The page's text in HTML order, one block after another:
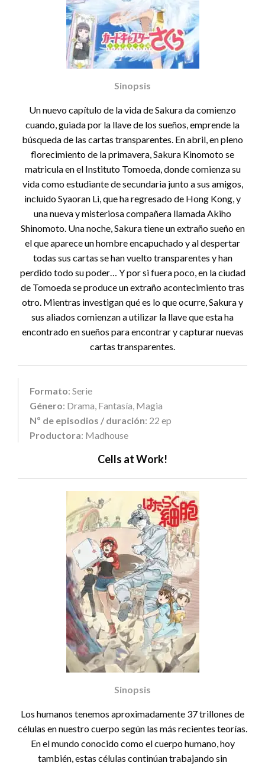
Sinopsis
Un nuevo capítulo de la vida de Sakura da comienzo
cuando, guiada por la llave de los sueños, emprende la
búsqueda de las cartas transparentes. En abril, en pleno
florecimiento de la primavera, Sakura Kinomoto se
matricula en el Instituto Tomoeda, donde comienza su
vida como estudiante de secundaria junto a sus amigos,
incluido Syaoran Li, que ha regresado de Hong Kong, y
una nueva y misteriosa compañera llamada Akiho
Shinomoto. Una noche, Sakura tiene un extraño sueño en
el que aparece un hombre encapuchado y al despertar
todas sus cartas se han vuelto transparentes y han
perdido todo su poder… Y por si fuera poco, en la ciudad
de Tomoeda se produce un extraño acontecimiento tras
otro. Mientras investigan qué es lo que ocurre, Sakura y
sus aliados comienzan a utilizar la llave que esta ha
encontrado en sueños para encontrar y capturar nuevas
cartas transparentes.
Formato: Serie
Género: Drama, Fantasía, Magia
Nº de episodios / duración: 22 ep
Productora: Madhouse
Cells at Work!
Sinopsis
Los humanos tenemos aproximadamente 37 trillones de
células en nuestro cuerpo según las más recientes teorías.
En el mundo conocido como el cuerpo humano, hoy
también, estas células continúan trabajando sin